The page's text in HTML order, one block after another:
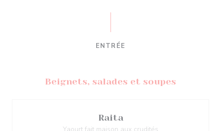
ENTRÉE
Beignets, salades et soupes
Raita